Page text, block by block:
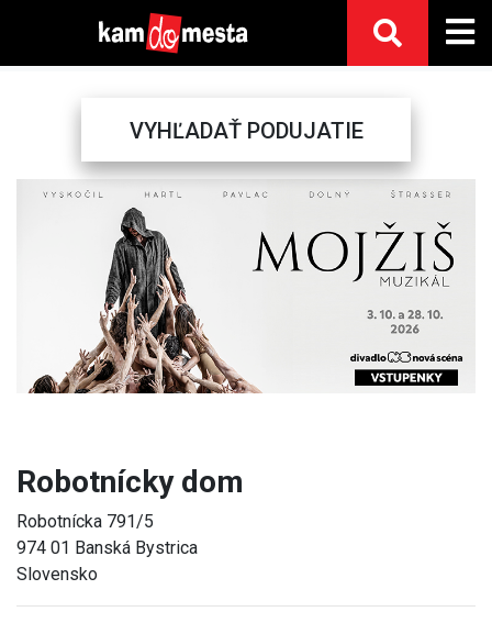
VYHĽADAŤ PODUJATIE
Previous
Robotnícky dom
Robotnícka 791/5
974 01 Banská Bystrica
Slovensko